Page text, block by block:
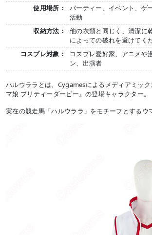
使用場所：
パーティー、イベント、ゲ
活動
収納方法：
他の衣類と同じく、清潔に
によっての破れを避けてく
コスプレ対象：
コスプレ愛好家、アニメや
ン、出演者
ハルウララとは、Cygamesによるメディアミッ
マ娘 プリティーダービー』の登場キャラクター。
実在の競走馬「ハルウララ」をモチーフとするウ